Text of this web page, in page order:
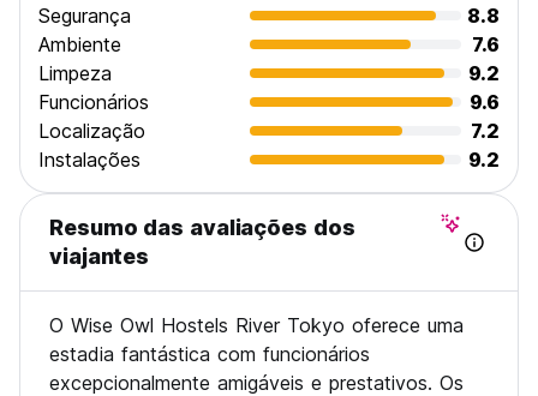
Segurança
8.8
Ambiente
7.6
Limpeza
9.2
Funcionários
9.6
Localização
7.2
Instalações
9.2
Resumo das avaliações dos
viajantes
O Wise Owl Hostels River Tokyo oferece uma
estadia fantástica com funcionários
excepcionalmente amigáveis e prestativos. Os